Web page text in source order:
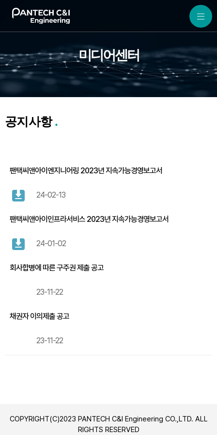
미디어센터
공지사항
팬택씨앤아이엔지니어링 2023년 지속가능경영보고서
24-02-13
팬택씨앤아이인프라서비스 2023년 지속가능경영보고서
24-01-02
회사합병에 따른 구주권 제출 공고
23-11-22
채권자 이의제출 공고
23-11-22
COPYRIGHT(C)2023 PANTECH C&I Engineering CO.,LTD. ALL
RIGHTS RESERVED